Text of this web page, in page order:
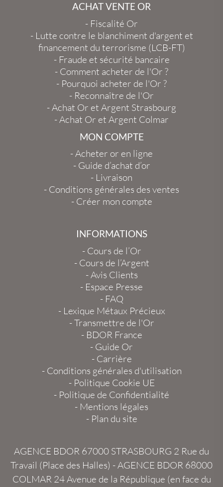
ACHAT VENTE OR
- Fiscalité Or
- Lutte contre le blanchiment d'argent et
financement du terrorisme (LCB-FT)
- Fraude et sécurité bancaire
- Comment acheter de l'Or ?
- Pourquoi acheter de l'Or ?
- Reconnaître de l'Or
-Achat Or et Argent Strasbourg
-Achat Or et Argent Colmar
MON COMPTE
-Acheter or en ligne
- Guide d’achat d’or
- Livraison
- Conditions générales des ventes
- Créer mon compte
INFORMATIONS
- Cours de l’Or
- Cours de l’Argent
-Avis Clients
- Espace Presse
- FAQ
- Lexique Métaux Précieux
-Transmettre de l'Or
- BDOR France
- Guide Or
- Carrière
- Conditions générales d'utilisation
- Politique Cookie UE
- Politique de Confidentialité
- Mentions légales
- Plan du site
AGENCE BDOR 67000 STRASBOURG 2 Rue du
Travail (Place des Halles) -AGENCE BDOR 68000
COLMAR24 Avenue de la République (en face du